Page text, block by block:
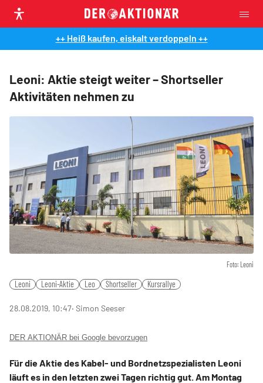
++ Heiß kaufen, eiskalt verdoppeln ++
Leoni: Aktie steigt weiter – Shortseller
Aktivitäten nehmen zu
Foto: Leoni
Leoni Leoni-Aktie Leo Shortseller Kursrallye
28.08.2019, 10:47‧ Simon Seeser
DER AKTIONÄR bei Google bevorzugen
Für die Aktie des Kabel- und Bordnetzspezialisten Leoni
läuft es in den letzten zwei Tagen richtig gut. Am Montag